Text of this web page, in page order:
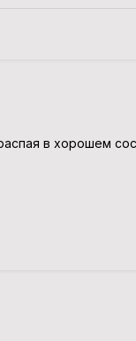
в хорошем